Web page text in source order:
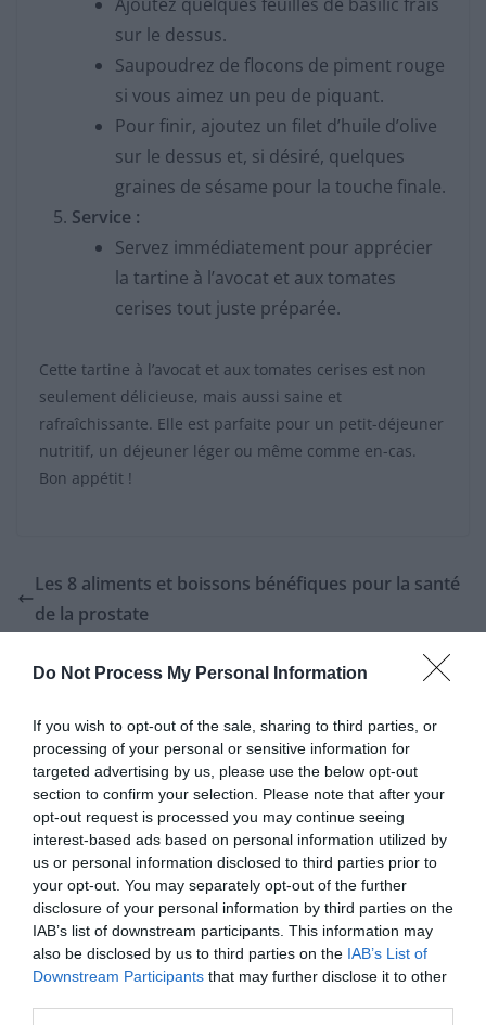
Do Not Process My Personal Information
If you wish to opt-out of the sale, sharing to third parties, or
processing of your personal or sensitive information for
targeted advertising by us, please use the below opt-out
section to confirm your selection. Please note that after your
opt-out request is processed you may continue seeing
interest-based ads based on personal information utilized by
us or personal information disclosed to third parties prior to
your opt-out. You may separately opt-out of the further
disclosure of your personal information by third parties on the
IAB’s list of downstream participants. This information may
also be disclosed by us to third parties on the IAB’s List of
Downstream Participants that may further disclose it to other
sur le dessus.
Saupoudrez de flocons de piment rouge
si vous aimez un peu de piquant.
Pour finir, ajoutez un filet d’huile d’olive
sur le dessus et, si désiré, quelques
graines de sésame pour la touche finale.
Service :
Servez immédiatement pour apprécier
la tartine à l’avocat et aux tomates
cerises tout juste préparée.
Cette tartine à l’avocat et aux tomates cerises est non
seulement délicieuse, mais aussi saine et
rafraîchissante. Elle est parfaite pour un petit-déjeuner
nutritif, un déjeuner léger ou même comme en-cas.
Bon appétit !
Les 8 aliments et boissons bénéfiques pour la santé
de la prostate
Laisser un commentaire
Votre adresse e-mail ne sera pas publiée. Les champs
obligatoires sont indiqués avec*
Commentaire*